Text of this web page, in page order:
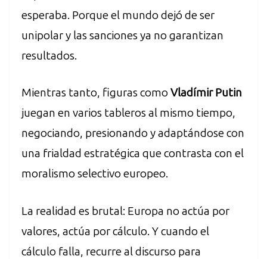
esperaba. Porque el mundo dejó de ser
unipolar y las sanciones ya no garantizan
resultados.
Mientras tanto, figuras como Vladímir Putin
juegan en varios tableros al mismo tiempo,
negociando, presionando y adaptándose con
una frialdad estratégica que contrasta con el
moralismo selectivo europeo.
La realidad es brutal: Europa no actúa por
valores, actúa por cálculo. Y cuando el
cálculo falla, recurre al discurso para